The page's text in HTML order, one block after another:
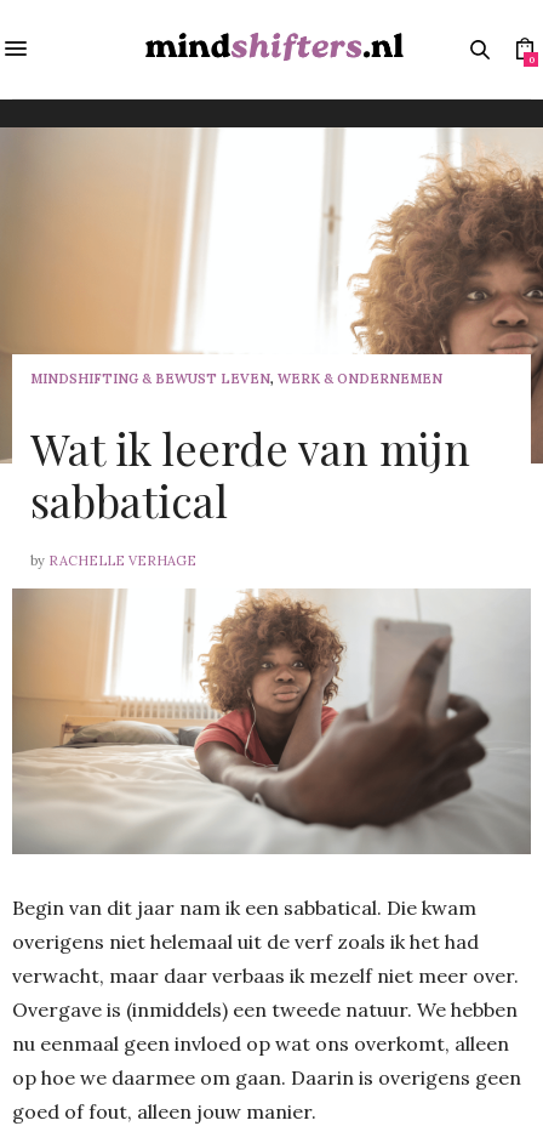
0
MINDSHIFTING & BEWUST LEVEN, WERK & ONDERNEMEN
Wat ik leerde van mijn
sabbatical
by RACHELLE VERHAGE
Begin van dit jaar nam ik een sabbatical. Die kwam
overigens niet helemaal uit de verf zoals ik het had
verwacht, maar daar verbaas ik mezelf niet meer over.
Overgave is (inmiddels) een tweede natuur. We hebben
nu eenmaal geen invloed op wat ons overkomt, alleen
op hoe we daarmee om gaan. Daarin is overigens geen
goed of fout, alleen jouw manier.